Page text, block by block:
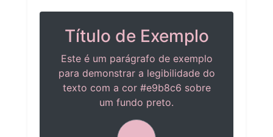
Título de Exemplo
Este é um parágrafo de exemplo
para demonstrar a legibilidade do
texto com a cor #e9b8c6 sobre
um fundo preto.